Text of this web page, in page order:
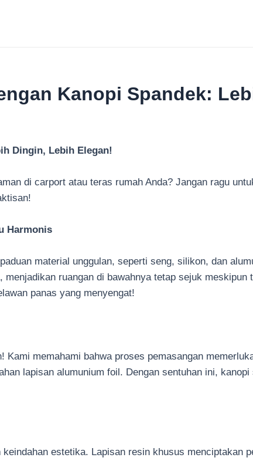
Kanopi Spandek:
Dingin, Lebih Elegan!
di carport atau teras rumah Anda? Jangan ragu
Harmonis
material unggulan, seperti seng, silikon, dan
ruangan di bawahnya tetap sejuk
panas yang menyengat!
Kami memahami bahwa proses pemasangan
lapisan alumunium foil. Dengan sentuhan ini,
estetika. Lapisan resin khusus menciptakan